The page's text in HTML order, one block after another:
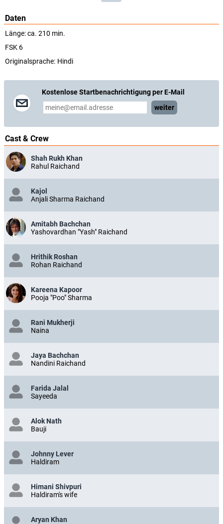
Daten
Länge: ca. 210 min.
FSK 6
Originalsprache: Hindi
Kostenlose Startbenachrichtigung per E-Mail
weiter
Cast & Crew
Shah Rukh Khan
Rahul Raichand
Kajol
Anjali Sharma Raichand
Amitabh Bachchan
Yashovardhan "Yash" Raichand
Hrithik Roshan
Rohan Raichand
Kareena Kapoor
Pooja "Poo" Sharma
Rani Mukherji
Naina
Jaya Bachchan
Nandini Raichand
Farida Jalal
Sayeeda
Alok Nath
Bauji
Johnny Lever
Haldiram
Himani Shivpuri
Haldiram's wife
Aryan Khan